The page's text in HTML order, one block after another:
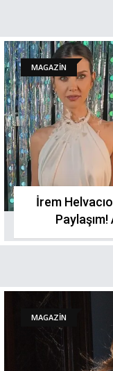
MAGAZİN
İrem
MAGAZİN